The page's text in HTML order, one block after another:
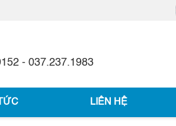
- 037.237.1983
LIÊN HỆ